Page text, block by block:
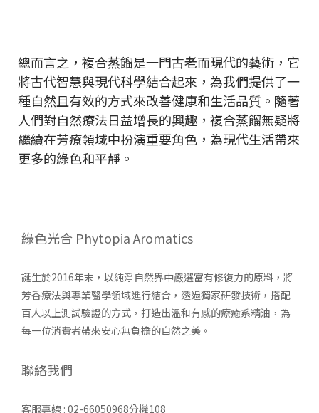
總而言之，複合蒸餾是一門古老而現代的藝術，它
將古代智慧與現代科學結合起來，為我們提供了一
種自然且有效的方式來改善健康和生活品質。隨著
人們對自然療法日益增長的興趣，複合蒸餾無疑將
繼續在芳療領域中扮演重要角色，為現代生活帶來
更多的綠色和平靜。
綠色光合 Phytopia Aromatics
誕生於2016年末，以純淨自然界中嚴選富有修復力的原料，將
芳香療法與專業醫學領域進行結合，透過獨家研發技術，搭配
百人以上測試驗證的方式，打造出溫和有感的療癒系精油，為
每一位消費者帶來安心無負擔的自然之美。
聯絡我們
客服專線 : 02-66050968分機108